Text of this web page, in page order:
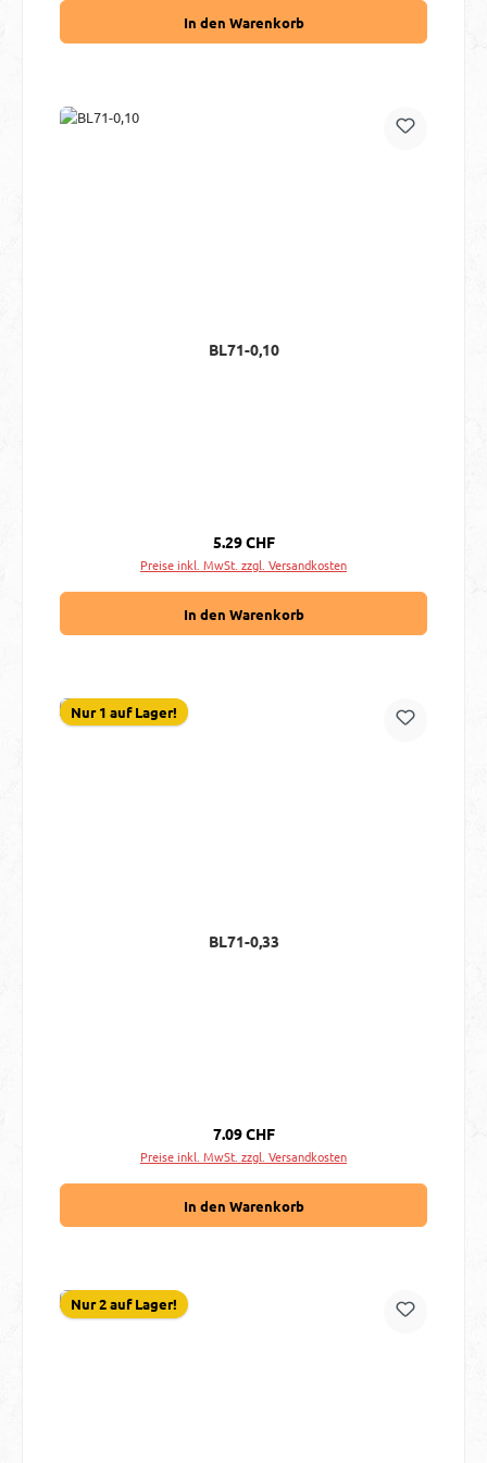
In den Warenkorb
BL71-0,10
Regulärer Preis:
5.29 CHF
Preise inkl. MwSt. zzgl. Versandkosten
In den Warenkorb
Nur 1 auf Lager!
BL71-0,33
Regulärer Preis:
7.09 CHF
Preise inkl. MwSt. zzgl. Versandkosten
In den Warenkorb
Nur 2 auf Lager!